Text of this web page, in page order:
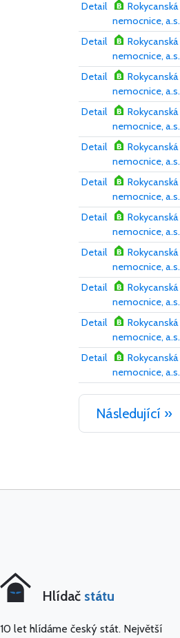
Detail
Rokycanská
nemocnice, a.s.
Detail
Rokycanská
nemocnice, a.s.
Detail
Rokycanská
nemocnice, a.s.
Detail
Rokycanská
nemocnice, a.s.
Detail
Rokycanská
nemocnice, a.s.
Detail
Rokycanská
nemocnice, a.s.
Detail
Rokycanská
nemocnice, a.s.
Detail
Rokycanská
nemocnice, a.s.
Detail
Rokycanská
nemocnice, a.s.
Detail
Rokycanská
nemocnice, a.s.
Detail
Rokycanská
nemocnice, a.s.
Následující »
Hlídač státu
10 let hlídáme český stát. Největší